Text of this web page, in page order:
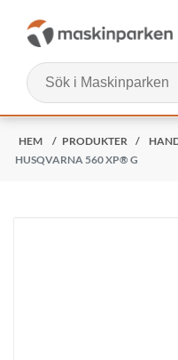
HEM / PRODUKTER /
HUSQVARNA 560 XP® G